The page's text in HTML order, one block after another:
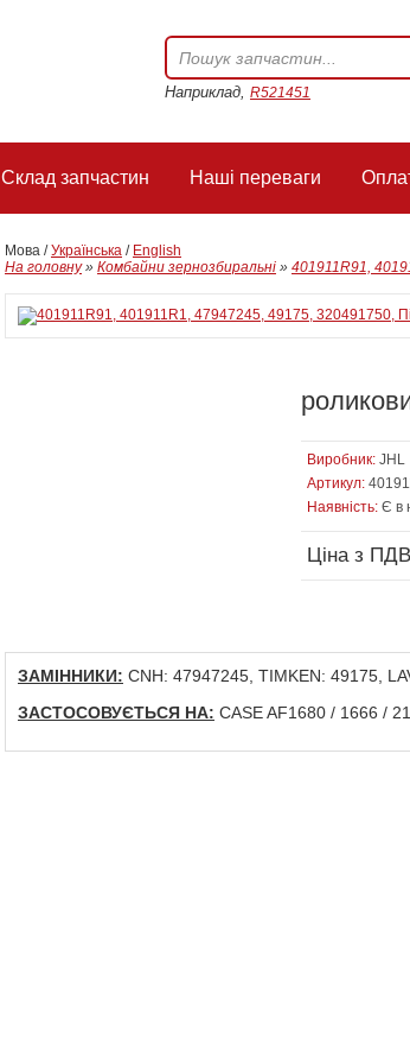
Наприклад, R521451
Склад запчастин Наші переваги
Мова /Українська / English
На головну» Комбайни зернозбиральні » 401911R91,
Виробник: JHL
Артикул:
Наявність: Є в
Ціна з
ЗАМІННИКИ: CNH: 47947245, TIMKEN: 49175,
ЗАСТОСОВУЄТЬСЯ НА: CASE AF1680 / 1666 /